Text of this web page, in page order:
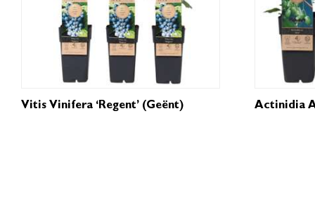
Vitis Vinifera ‘Regent’ (geënt) Actinidia